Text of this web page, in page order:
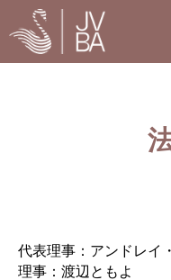
代表理事：アンドレイ
理事：渡辺ともよ